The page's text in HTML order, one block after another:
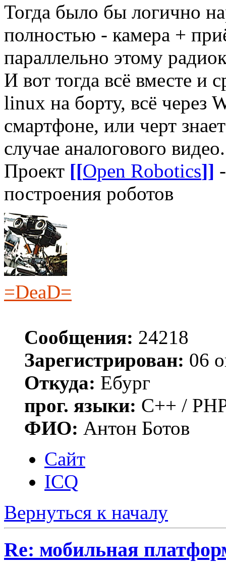
Тогда было бы логично
полностью - камера +
параллельно этому
И вот тогда всё вместе и
linux на борту, всё через
смартфоне, или черт
случае аналогового видео.
Проект [[Open Robotics]]
построения роботов
=DeaD=
Сообщения: 24218
Зарегистрирован: 06
Откуда: Ебург
прог. языки: C++ /
ФИО: Антон Ботов
Сайт
ICQ
Вернуться к началу
Re: мобильная